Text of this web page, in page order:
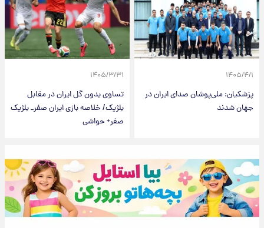
۱۴۰۵/۴/۱
پزشکیان: ملی‌پوشان صدای ایران در
جهان شدند
۱۴۰۵/۳/۳۱
تساوی بدون گل ایران در مقابل
بلژیک/ خلاصه بازی ایران صفر_ بلژیک
صفر+ حواشی